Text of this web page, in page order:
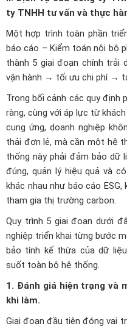
ty TNHH tư vấn và thực
Một hợp trình toàn phần
báo cáo – Kiểm toán nội bộ
thành 5 giai đoạn chính trải
vận hành → tối ưu chi phí →
Trong bối cảnh các quy định
ràng, cùng với áp lực từ
cung ứng, doanh nghiệp
thải đơn lẻ, mà cần một hệ
thống này phải đảm bảo dữ
đúng, quản lý hiệu quả và
khác nhau như báo cáo
tham gia thị trường carbon.
Quy trình 5 giai đoạn dưới
nghiệp triển khai từng bước
bảo tính kế thừa của dữ
suốt toàn bộ hệ thống.
1. Đánh giá hiện trạng và
khi làm.
Giai đoạn đầu tiên đóng vai